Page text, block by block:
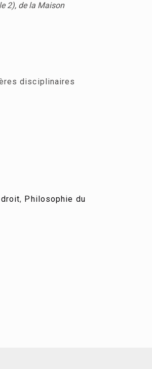
2), de la Maison
disciplinaires
, Philosophie du